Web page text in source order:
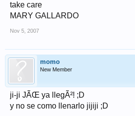
take care
MARY GALLARDO
Nov 5, 2007
momo
New Member
ji-ji JÃŒ ya llegÃ²! ;D
y no se como llenarlo jijiji ;D